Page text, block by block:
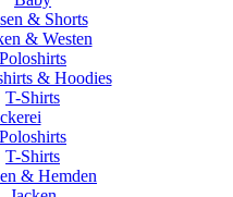
& Shorts
& Westen
Poloshirts
& Hoodies
T-Shirts
Poloshirts
T-Shirts
& Hemden